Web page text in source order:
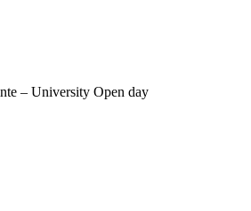
– University Open day